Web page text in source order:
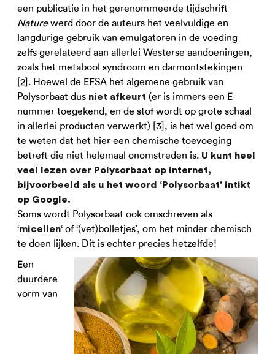
een publicatie in het gerenommeerde tijdschrift
Naturewerd door de auteurs het veelvuldige en
langdurige gebruik van emulgatoren in de voeding
zelfs gerelateerd aan allerlei Westerse aandoeningen,
zoals het metabool syndroom en darmontstekingen
[2]. Hoewel de EFSA het algemene gebruik van
Polysorbaat dus niet afkeurt (er is immers een E-
nummer toegekend, en de stof wordt op grote schaal
in allerlei producten verwerkt) [3], is het wel goed om
te weten dat het hier een chemische toevoeging
betreft die niet helemaal onomstreden is. U kunt heel
veel lezen over Polysorbaat op internet,
bijvoorbeeld als u het woord ‘Polysorbaat’ intikt
op Google.
Soms wordt Polysorbaat ook omschreven als
‘micellen‘ of ‘(vet)bolletjes’, om het minder chemisch
te doen lijken. Dit is echter precies hetzelfde!
Een
duurdere
vorm van